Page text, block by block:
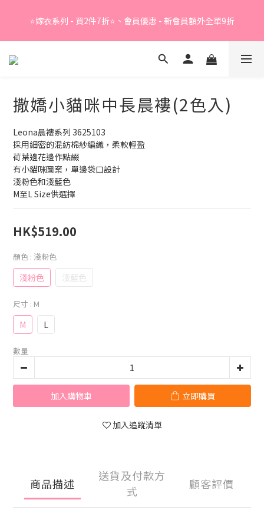
⭐嫁衣系列 - 買2件7折⭐、會員優惠 - 新會員額外全單9折
Summer Sale - 精選睡衣買2件折❤️
撒嬌小貓咪中長晨褸(2色入)
Leona晨褸系列 3625103
採用細密的混紡棉紗編織，柔軟輕盈
荷葉邊花邊作點綴
有小貓咪圖案，單邊袋口設計
淺粉色和淺藍色
M至L Size供選擇
HK$519.00
顏色 : 淺粉色
淺粉色 淺藍色
尺寸 : M
M L
數量
加入購物車 立即購買
加入追蹤清單
商品描述
送貨及付款方
式
顧客評價